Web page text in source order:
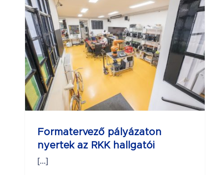
Formatervező pályázaton
nyertek az RKK hallgatói
[...]